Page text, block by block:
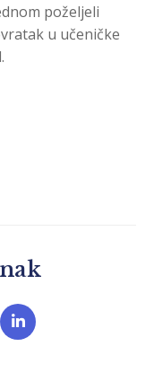
poželjeli
u učeničke